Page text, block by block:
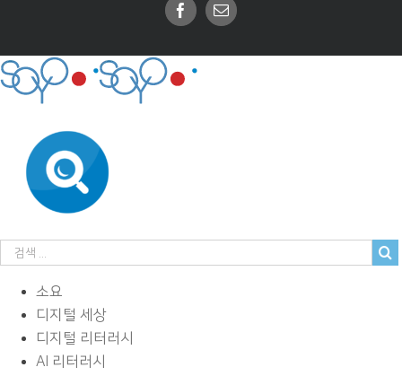
Facebook
Email
소요
디지털 세상
디지털 리터러시
AI 리터러시